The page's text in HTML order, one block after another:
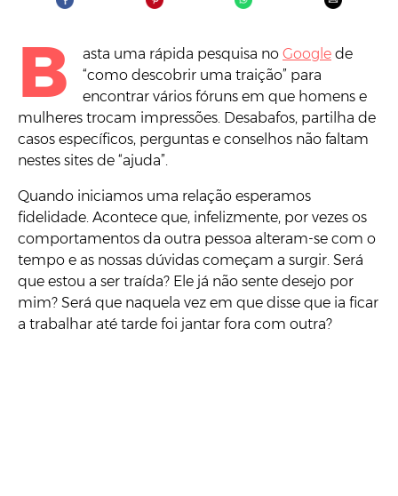
B asta uma rápida pesquisa no Google de
“como descobrir uma traição” para
encontrar vários fóruns em que homens e
mulheres trocam impressões. Desabafos, partilha de
casos específicos, perguntas e conselhos não faltam
nestes sites de “ajuda”.
Quando iniciamos uma relação esperamos
fidelidade. Acontece que, infelizmente, por vezes os
comportamentos da outra pessoa alteram-se com o
tempo e as nossas dúvidas começam a surgir. Será
que estou a ser traída? Ele já não sente desejo por
mim? Será que naquela vez em que disse que ia ficar
a trabalhar até tarde foi jantar fora com outra?